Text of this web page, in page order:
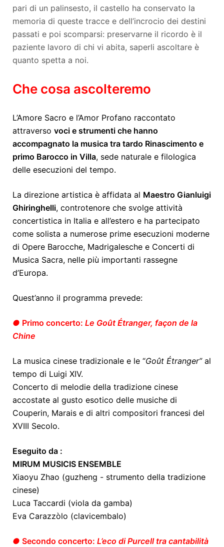
pari di un palinsesto, il castello ha conservato la
memoria di queste tracce e dell’incrocio dei destini
passati e poi scomparsi: preservarne il ricordo è il
paziente lavoro di chi vi abita, saperli ascoltare è
quanto spetta a noi.
Che cosa ascolteremo
L’Amore Sacro e l’Amor Profano raccontato
attraverso voci e strumenti che hanno
accompagnato la musica tra tardo Rinascimento e
primo Barocco in Villa, sede naturale e filologica
delle esecuzioni del tempo.
La direzione artistica è affidata al Maestro Gianluigi
Ghiringhelli, controtenore che svolge attività
concertistica in Italia e all’estero e ha partecipato
come solista a numerose prime esecuzioni moderne
di Opere Barocche, Madrigalesche e Concerti di
Musica Sacra, nelle più importanti rassegne
d’Europa.
Quest’anno il programma prevede:
● Primo concerto: Le Goût Étranger, façon de la
Chine
La musica cinese tradizionale e le “Goût Étranger”al
tempo di Luigi XIV.
Concerto di melodie della tradizione cinese
accostate al gusto esotico delle musiche di
Couperin, Marais e di altri compositori francesi del
XVIII Secolo.
Eseguito da :
MIRUM MUSICIS ENSEMBLE
Xiaoyu Zhao (guzheng - strumento della tradizione
cinese)
Luca Taccardi (viola da gamba)
Eva Carazzòlo (clavicembalo)
● Secondo concerto: L’eco di Purcell tra cantabilità